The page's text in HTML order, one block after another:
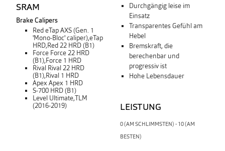
SRAM
Brake Calipers
Red eTap AXS (Gen. 1
'Mono-Bloc' caliper),eTap
HRD,Red 22 HRD (B1)
Force Force 22 HRD
(B1),Force 1 HRD
Rival Rival 22 HRD
(B1),Rival 1 HRD
Apex Apex 1 HRD
S-700 HRD (B1)
Level Ultimate,TLM
(2016-2019)
Durchgängig leise im
Einsatz
Transparentes Gefühl am
Hebel
Bremskraft, die
berechenbar und
progressiv ist
Hohe Lebensdauer
LEISTUNG
0 (AM SCHLIMMSTEN) - 10 (AM
BESTEN)